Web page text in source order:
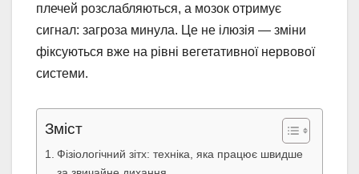
плечей розслабляються, а мозок отримує
сигнал: загроза минула. Це не ілюзія — зміни
фіксуються вже на рівні вегетативної нервової
системи.
Зміст
Фізіологічний зітх: техніка, яка працює швидше